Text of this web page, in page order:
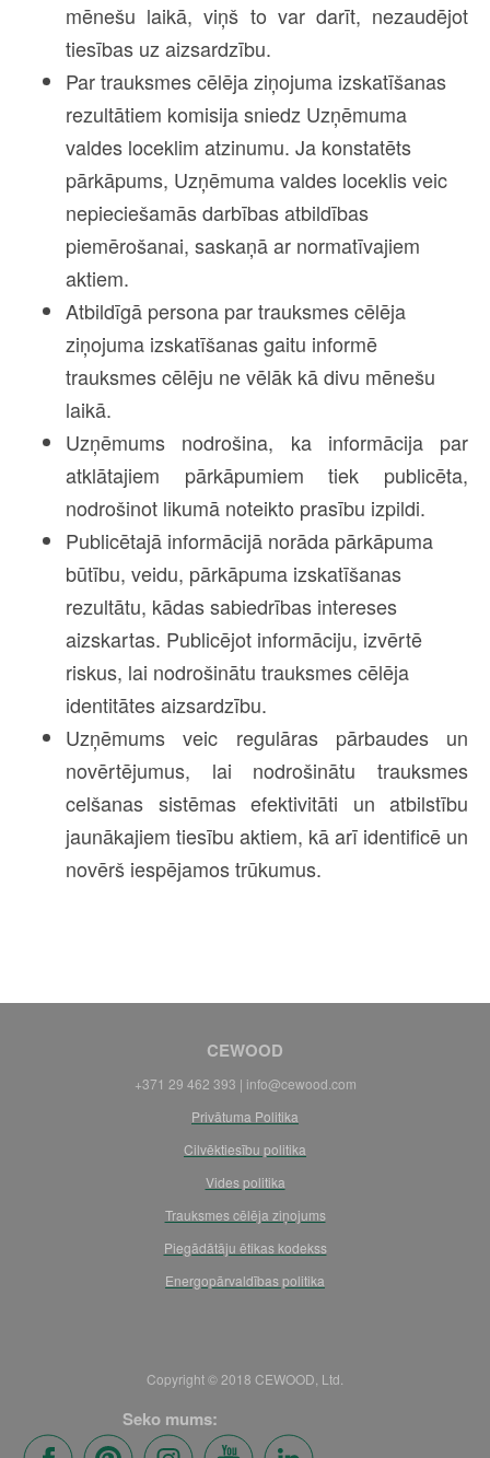
mēnešu laikā, viņš to var darīt, nezaudējot
tiesības uz aizsardzību.
Par trauksmes cēlēja ziņojuma izskatīšanas
rezultātiem komisija sniedz Uzņēmuma
valdes loceklim atzinumu. Ja konstatēts
pārkāpums, Uzņēmuma valdes loceklis veic
nepieciešamās darbības atbildības
piemērošanai, saskaņā ar normatīvajiem
aktiem.
Atbildīgā persona par trauksmes cēlēja
ziņojuma izskatīšanas gaitu informē
trauksmes cēlēju ne vēlāk kā divu mēnešu
laikā.
Uzņēmums nodrošina, ka informācija par
atklātajiem pārkāpumiem tiek publicēta,
nodrošinot likumā noteikto prasību izpildi.
Publicētajā informācijā norāda pārkāpuma
būtību, veidu, pārkāpuma izskatīšanas
rezultātu, kādas sabiedrības intereses
aizskartas. Publicējot informāciju, izvērtē
riskus, lai nodrošinātu trauksmes cēlēja
identitātes aizsardzību.
Uzņēmums veic regulāras pārbaudes un
novērtējumus, lai nodrošinātu trauksmes
celšanas sistēmas efektivitāti un atbilstību
jaunākajiem tiesību aktiem, kā arī identificē un
novērš iespējamos trūkumus.
CEWOOD
+371 29 462 393 | info@cewood.com
Privātuma Politika
Cilvēktiesību politika
Vides politika
Trauksmes cēlēja ziņojums
Piegādātāju ētikas kodekss
Energopārvaldības politika
Copyright © 2018 CEWOOD, Ltd.
Seko mums: